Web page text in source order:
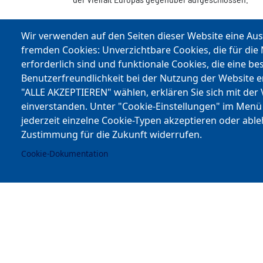
Wir verwenden auf den Seiten dieser Website eine
fremden Cookies: Unverzichtbare Cookies, die für
erforderlich sind und funktionale Cookies, die eine
Benutzerfreundlichkeit bei der Nutzung der Website
"ALLE AKZEPTIEREN" wählen, erklären Sie sich mit
einverstanden. Unter "Cookie-Einstellungen" im
jederzeit einzelne Cookie-Typen akzeptieren oder
Zustimmung für die Zukunft widerrufen.
Cookie-Dokumentation
Sprachintensivwochen fördern die interkulturelle
Zusammenarbeit mit
Sprachlernens. Der Abschluss unserer Oberschule
Die Schüler/innen können sich bereits in der
Spanisch oder Russisch. Sie haben auch die
Fremdsprachen dazu zu lernen. Dabei setzt die
Partnerschulen und auch Universitäten eng